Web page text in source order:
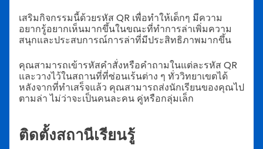
เสริมกิจกรรมนี้ด้วยรหัส QR เพื่อทำให้เด็กๆ มีความ
อยากรู้อยากเห็นมากขึ้นในขณะที่ทำการล่าเพิ่มความ
สนุกและประสบการณ์การล่าที่มีประสิทธิภาพมากขึ้น
คุณสามารถเข้ารหัสคำสั่งหรือคำถามในแต่ละรหัส QR
และวางไว้ในสถานที่ที่ซ่อนเร้นต่าง ๆ ทั่ววิทยาเขตได้
หลังจากที่ทำเสร็จแล้ว คุณสามารถส่งนักเรียนของคุณไป
ตามล่า ไม่ว่าจะเป็นคนละคน คู่หรือกลุ่มเล็ก
ติดตั้งสถานีเรียนรู้